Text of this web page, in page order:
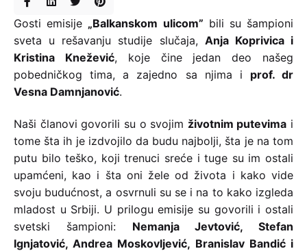
Gosti emisije „Balkanskom ulicom” bili su šampioni
sveta u rešavanju studije slučaja, Anja Koprivica i
Kristina Knežević, koje čine jedan deo našeg
pobedničkog tima, a zajedno sa njima i prof. dr
Vesna Damnjanović.
Naši članovi govorili su o svojim životnim putevima i
tome šta ih je izdvojilo da budu najbolji, šta je na tom
putu bilo teško, koji trenuci sreće i tuge su im ostali
upamćeni, kao i šta oni žele od života i kako vide
svoju budućnost, a osvrnuli su se i na to kako izgleda
mladost u Srbiji. U prilogu emisije su govorili i ostali
svetski šampioni: Nemanja Jevtović, Stefan
Ignjatović, Andrea Moskovljević, Branislav Bandić i